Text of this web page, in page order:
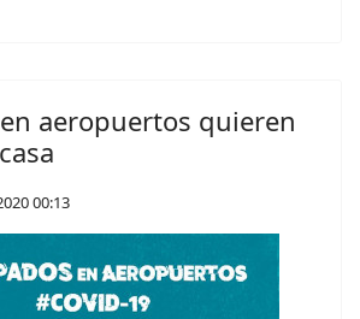
aeropuertos quieren
00:13